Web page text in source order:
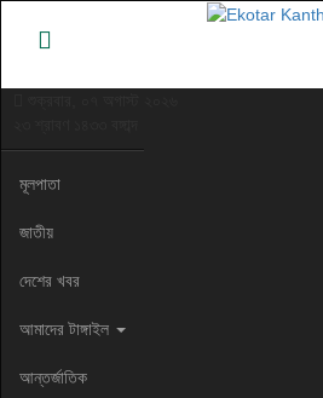
মূলপাতা
জাতীয়
দেশের খবর
আমাদের টাঙ্গাইল
আন্তর্জাতিক